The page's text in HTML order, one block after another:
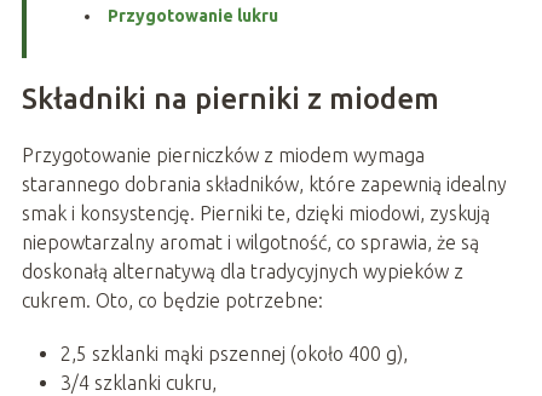
Przygotowanie lukru
Składniki na pierniki z miodem
Przygotowanie pierniczków z miodem wymaga
starannego dobrania składników, które zapewnią idealny
smak i konsystencję. Pierniki te, dzięki miodowi, zyskują
niepowtarzalny aromat i wilgotność, co sprawia, że są
doskonałą alternatywą dla tradycyjnych wypieków z
cukrem. Oto, co będzie potrzebne:
2,5 szklanki mąki pszennej (około 400 g),
3/4 szklanki cukru,